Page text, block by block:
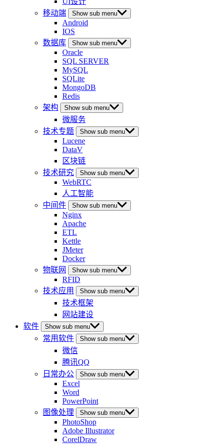
移动端
Show sub menu
Android
IOS
数据库
Show sub menu
Oracle
SQL SERVER
MySQL
SQLite
MongoDB
Redis
架构
Show sub menu
微服务
技术专题
Show sub menu
Lucene
DataV
区块链
技术研究
Show sub menu
WebRTC
人工智能
中间件
Show sub menu
Nginx
Apache
ETL
Kettle
JMeter
Docker
物联网
Show sub menu
RFID
技术应用
Show sub menu
技术框架
网站建设
软件
Show sub menu
常用软件 Show sub menu
微信
腾讯QQ
日常办公
Show sub menu
Excel
Word
PowerPoint
图像处理
Show sub menu
PhotoShop
Adobe Illustrator
CorelDraw